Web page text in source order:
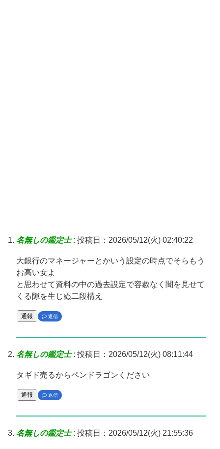
名無しの鑑定士: 投稿日：2026/05/12(火) 02:40:22
大銀行のマネージャーとかいう設定の時点でそらもう
お高い女よ
と思わせて資料の中の過去設定で容赦なく闇を見せて
くる隙を生じぬ二段構え
通報 返信
名無しの鑑定士: 投稿日：2026/05/12(火) 08:11:44
タギド売るからペンドラゴンください
通報 返信
名無しの鑑定士: 投稿日：2026/05/12(火) 21:55:36